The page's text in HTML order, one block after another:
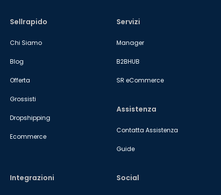
Sellrapido
Chi Siamo
Blog
Offerta
Grossisti
Dropshipping
Ecommerce
Servizi
Manager
B2BHUB
SR eCommerce
Integrazioni
Assistenza
Contatta Assistenza
Guide
Social